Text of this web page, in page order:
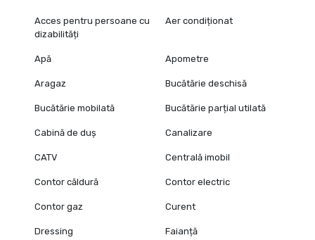
Acces pentru persoane cu
dizabilități
Aer condiționat
Apă Apometre
Aragaz Bucătărie deschisă
Bucătărie mobilată Bucătărie parțial utilată
Cabină de duș Canalizare
CATV Centrală imobil
Contor căldură Contor electric
Contor gaz Curent
Dressing Faianță